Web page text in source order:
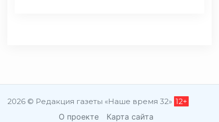
2026 © Редакция газеты «Наше время 32» 12+
О проекте Карта сайта